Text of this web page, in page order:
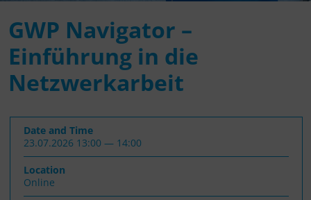
GWP Navigator –
Einführung in die
Netzwerkarbeit
Date and Time
23.07.2026 13:00 — 14:00
Location
Online